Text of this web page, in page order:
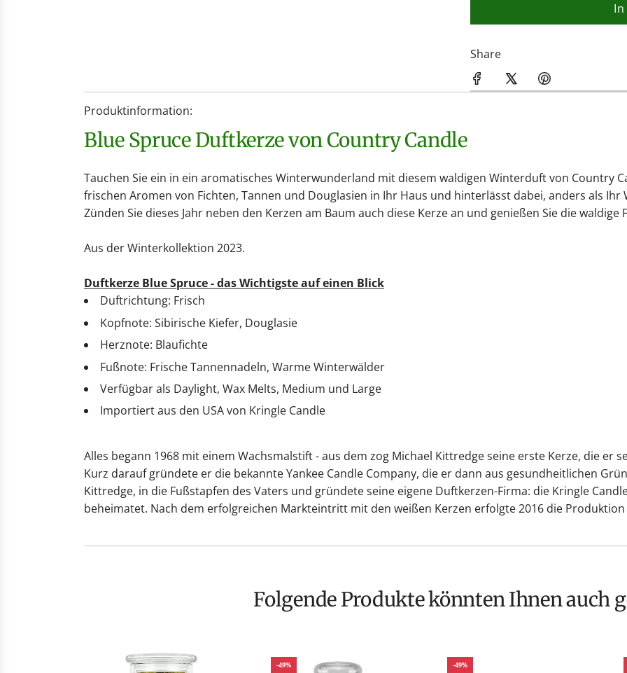
Share
Produktinformation:
Blue Spruce Duftkerze von Country Candle
Tauchen Sie ein in ein aromatisches Winterwunderland mit diesem waldigen Winterduft von Country
frischen Aromen von Fichten, Tannen und Douglasien in Ihr Haus und hinterlässt dabei, anders als Ihr
Zünden Sie dieses Jahr neben den Kerzen am Baum auch diese Kerze an und genießen Sie die waldige
Aus der Winterkollektion 2023.
Duftkerze Blue Spruce - das Wichtigste auf einen Blick
Duftrichtung: Frisch
Kopfnote: Sibirische Kiefer, Douglasie
Herznote: Blaufichte
Fußnote: Frische Tannennadeln, Warme Winterwälder
Verfügbar als Daylight, Wax Melts, Medium und Large
Importiert aus den USA von Kringle Candle
Alles begann 1968 mit einem Wachsmalstift - aus dem zog Michael Kittredge seine erste Kerze, die er
Kurz darauf gründete er die bekannte Yankee Candle Company, die er dann aus gesundheitlichen
Kittredge, in die Fußstapfen des Vaters und gründete seine eigene Duftkerzen-Firma: die Kringle
beheimatet. Nach dem erfolgreichen Markteintritt mit den weißen Kerzen erfolgte 2016 die
Folgende Produkte könnten Ihnen auch
-49% -49%